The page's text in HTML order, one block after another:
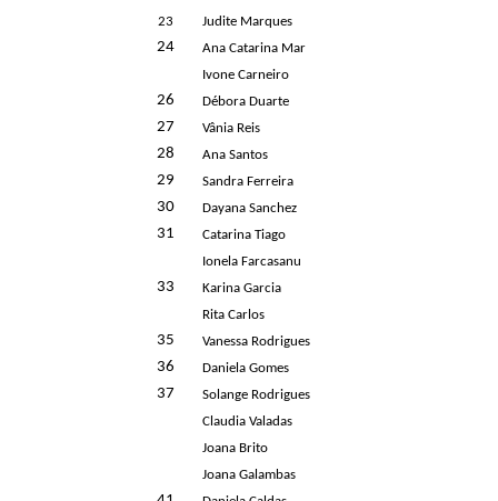
23
Judite Marques
24
Ana Catarina Mar
Ivone Carneiro
26 Débora Duarte
27 Vânia Reis
28 Ana Santos
29 Sandra Ferreira
30 Dayana Sanchez
31
Catarina Tiago
Ionela Farcasanu
33
Karina Garcia
Rita Carlos
35 Vanessa Rodrigues
36 Daniela Gomes
37
Solange Rodrigues
Claudia Valadas
Joana Brito
Joana Galambas